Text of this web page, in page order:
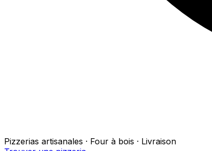
Pizzerias artisanales · Four à bois · Livraison